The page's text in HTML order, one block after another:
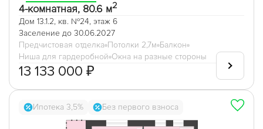
4-комнатная, 80.6 м2
Дом 13.1.2, кв. №24, этаж 6
Заселение до 30.06.2027
Предчистовая отделка Потолки 2,7м Балкон
Ниша для гардеробной Окна на разные стороны
13 133 000 ₽
Ипотека 3,5% Без первого взноса